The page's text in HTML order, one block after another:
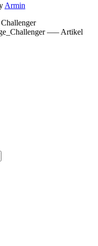
Armin
—– Artikel